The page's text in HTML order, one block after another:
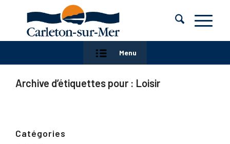
Menu
Archive d’étiquettes pour : Loisir
Catégories